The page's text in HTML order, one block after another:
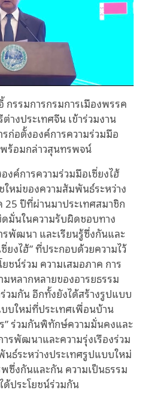
กรรมการกรมการเมืองพรรค
งประเทศจีน เข้าร่วมงาน
ก่อตั้งองค์การความร่วมมือ
พร้อมกล่าวสุนทรพจน์
งค์การความร่วมมือเซี่ยงไฮ้
ใหม่ของความสัมพันธ์ระหว่าง
ปีที่ผ่านมาประเทศสมาชิก
มั่นในความรับผิดชอบทาง
พัฒนา และเรียนรู้ซึ่งกันและ
งไฮ้” ที่ประกอบด้วยความไว้
ชน์ร่วม ความเสมอภาค การ
หลากหลายของอารยธรรม
มกัน อีกทั้งยังได้สร้างรูปแบบ
บใหม่ที่ประเทศเพื่อนบ้าน
” ร่วมกันพิทักษ์ความมั่นคงและ
รพัฒนาและความรุ่งเรืองร่วม
ธ์ระหว่างประเทศรูปแบบใหม่
ซึ่งกันและกัน ความเป็นธรรม
ประโยชน์ร่วมกัน